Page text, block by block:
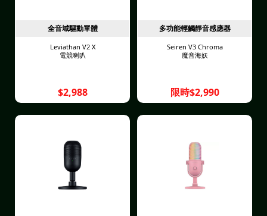
全音域驅動單體
Leviathan V2 X
電競喇叭
$2,988
多功能輕觸靜音感應器
Seiren V3 Chroma
魔音海妖
限時$2,990